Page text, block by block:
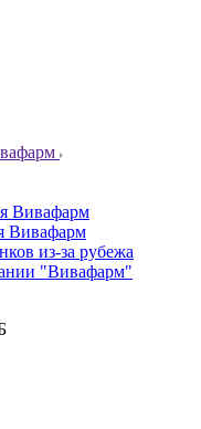
Вивафарм
Вивафарм
из-за рубежа
"Вивафарм"